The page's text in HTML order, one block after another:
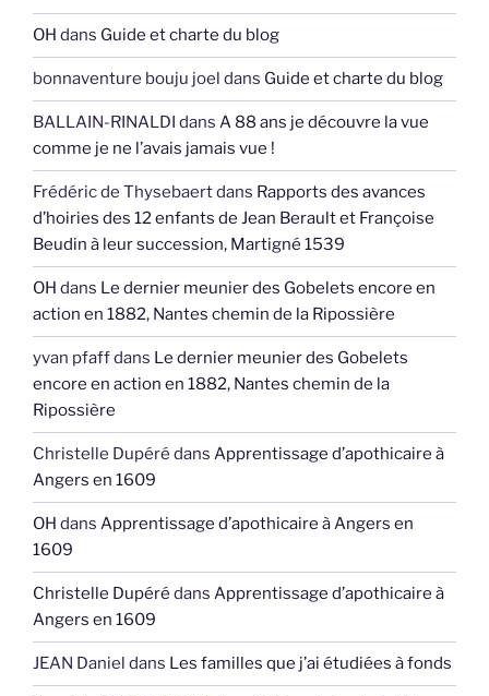
OH dans Guide et charte du blog
bonnaventure bouju joel dans Guide et charte du blog
BALLAIN-RINALDI dans A 88 ans je découvre la vue
comme je ne l’avais jamais vue !
Frédéric de Thysebaertdans Rapports des avances
d’hoiries des 12 enfants de Jean Berault et Françoise
Beudin à leur succession, Martigné 1539
OH dans Le dernier meunier des Gobelets encore en
action en 1882, Nantes chemin de la Ripossière
yvan pfaffdans Le dernier meunier des Gobelets
encore en action en 1882, Nantes chemin de la
Ripossière
Christelle Dupéré dans Apprentissage d’apothicaire à
Angers en 1609
OH dans Apprentissage d’apothicaire à Angers en
1609
Christelle Dupéré dans Apprentissage d’apothicaire à
Angers en 1609
JEAN Daniel dans Les familles que j’ai étudiées à fonds